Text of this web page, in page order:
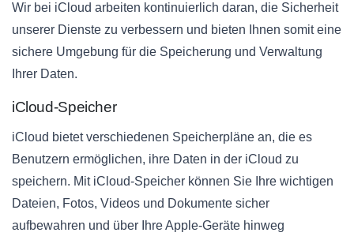
Wir bei iCloud arbeiten kontinuierlich daran, die Sicherheit
unserer Dienste zu verbessern und bieten Ihnen somit eine
sichere Umgebung für die Speicherung und Verwaltung
Ihrer Daten.
iCloud-Speicher
iCloud bietet verschiedenen Speicherpläne an, die es
Benutzern ermöglichen, ihre Daten in der iCloud zu
speichern. Mit iCloud-Speicher können Sie Ihre wichtigen
Dateien, Fotos, Videos und Dokumente sicher
aufbewahren und über Ihre Apple-Geräte hinweg